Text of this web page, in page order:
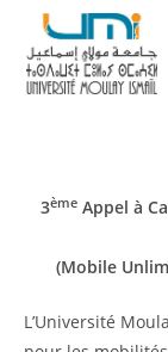
3èmeAppel à
(Mobile
L’Université